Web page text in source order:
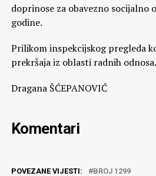
doprinose za obavezno socijalno
godine.
Prilikom inspekcijskog pregleda
prekršaja iz oblasti radnih odnosa.
Dragana ŠĆEPANOVIĆ
Komentari
POVEZANE VIJESTI: BROJ 1299